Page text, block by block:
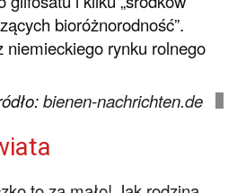
bioróżnorodność”.
rynku rolnego
bienen-nachrichten.de